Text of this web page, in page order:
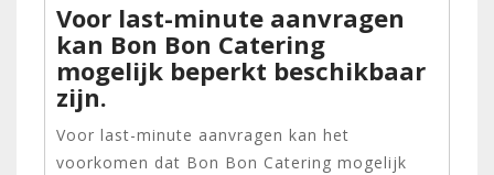
Voor last-minute aanvragen
kan Bon Bon Catering
mogelijk beperkt beschikbaar
zijn.
Voor last-minute aanvragen kan het
voorkomen dat Bon Bon Catering mogelijk